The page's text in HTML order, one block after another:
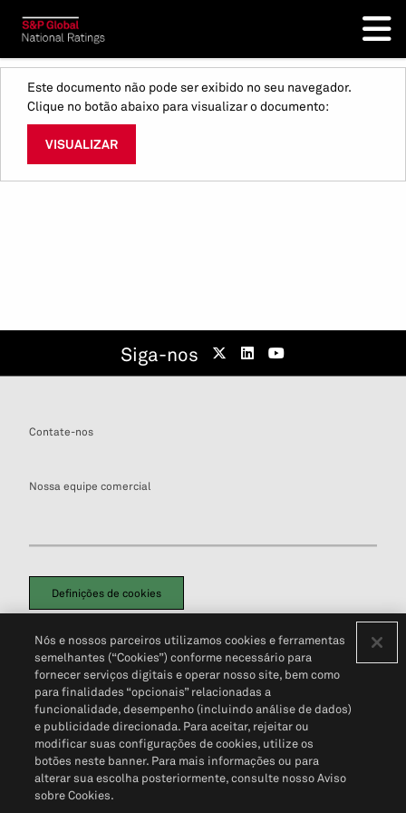
Este documento não pode ser exibido no seu navegador.
Clique no botão abaixo para visualizar o documento:
VISUALIZAR
Siga-nos
Contate-nos
Nossa equipe comercial
Definições de cookies
Política de PrivacidadePortal de privacidade do cliente (em inglês)
Não Venda Minhas Informações Pessoais© 2026 S&P Global
Nós e nossos parceiros utilizamos cookies e ferramentas
semelhantes (“Cookies”) conforme necessário para
fornecer serviços digitais e operar nosso site, bem como
para finalidades “opcionais” relacionadas a
funcionalidade, desempenho (incluindo análise de dados)
e publicidade direcionada. Para aceitar, rejeitar ou
modificar suas configurações de cookies, utilize os
botões neste banner. Para mais informações ou para
alterar sua escolha posteriormente, consulte nosso Aviso
sobre Cookies.